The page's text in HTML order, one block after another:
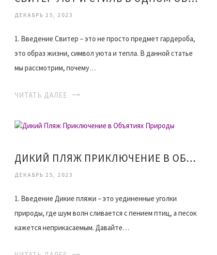
ДЕКАБРЬ 25, 2023
1. Введение Свитер – это не просто предмет гардероба,
это образ жизни, символ уюта и тепла. В данной статье
мы рассмотрим, почему…
ЧИТАТЬ ДАЛЕЕ
ДИКИЙ ПЛЯЖ ПРИКЛЮЧЕНИЕ В ОБЪЯТИЯХ ПРИРОДЫ
ДЕКАБРЬ 25, 2023
1. Введение Дикие пляжи – это уединенные уголки
природы, где шум волн сливается с пением птиц, а песок
кажется неприкасаемым. Давайте…